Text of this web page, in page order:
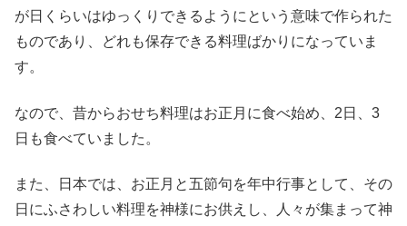
が日くらいはゆっくりできるようにという意味で作られた
ものであり、どれも保存できる料理ばかりになっていま
す。
なので、昔からおせち料理はお正月に食べ始め、2日、3
日も食べていました。
また、日本では、お正月と五節句を年中行事として、その
日にふさわしい料理を神様にお供えし、人々が集まって神